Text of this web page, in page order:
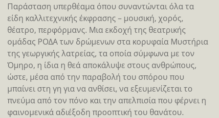
Παράσταση υπερθέαμα όπου συναντώνται όλα τα
είδη καλλιτεχνικής έκφρασης – μουσική, χορός,
θέατρο, περφόρμανς. Μια εκδοχή της θεατρικής
ομάδας ΡΟΔΑ των δρώμενων στα κορυφαία Μυστήρια
της γεωργικής λατρείας, τα οποία σύμφωνα με τον
Όμηρο, η ίδια η θεά αποκάλυψε στους ανθρώπους,
ώστε, μέσα από την παραβολή του σπόρου που
μπαίνει στη γη για να ανθίσει, να εξευμενίζεται το
πνεύμα από τον πόνο και την απελπισία που φέρνει η
φαινομενικά αδιέξοδη προοπτική του θανάτου.